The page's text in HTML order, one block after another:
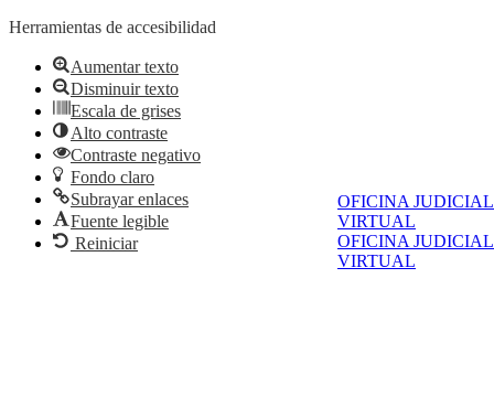
OFICINA JUDICIAL
VIRTUAL
OFICINA JUDICIAL
VIRTUAL
Herramientas de accesibilidad
Aumentar texto
Disminuir texto
Escala de grises
Alto contraste
Contraste negativo
Fondo claro
Subrayar enlaces
Fuente legible
Reiniciar